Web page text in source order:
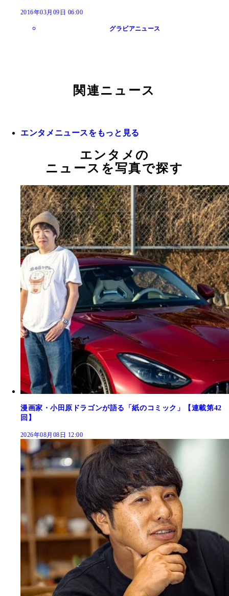
2016年03月09日 06:00
グラビアニュース
関連ニュース
エンタメニュースをもっと見る
エンタメの
ニュースを写真で探す
漫画家・小田原ドラゴンが語る「紙のコミック」【連載第42
回】
2026年08月08日 12:00